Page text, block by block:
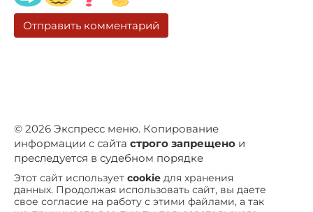
© 2026 Экспресс меню. Копирование
информации с сайта строго запрещено и
преследуется в судебном порядке
Этот сайт использует cookie для хранения
данных. Продолжая использовать сайт, вы даете
свое согласие на работу с этими файлами, а так